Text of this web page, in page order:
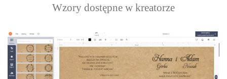
Wzory dostępne w kreatorze